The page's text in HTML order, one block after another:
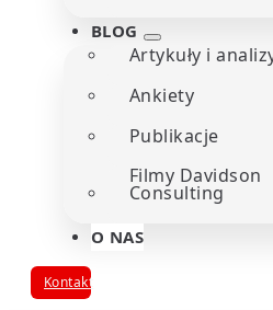
BLOG
Artykuły i
Ankiety
Publikacje
Filmy Davidson
Consulting
O NAS
Kontakt